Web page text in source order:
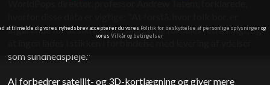
afgørende for at sikre, at ressourcerne fordeles retfærdigt, og
at ingen lades i stikken i forbindelse med levering af ydelser
som sundhedspleje."
AI forbedrer satellit- og 3D-kortlægning og giver mere
at tilmelde dig vores nyhedsbrev accepterer du vores Politik for beskyttelse af personlige oplysningerog
voresVilkår og betingelser